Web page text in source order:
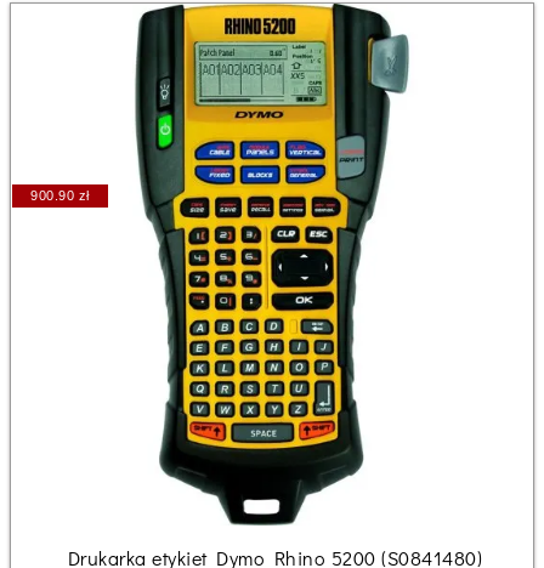
900.90 zł
Drukarka etykiet Dymo Rhino 5200 (S0841480)